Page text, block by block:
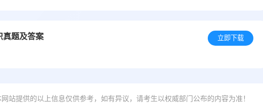
真题及答案 立即下载
站提供的以上信息仅供参考，如有异议，请考生以权威部门公布的内容为准！